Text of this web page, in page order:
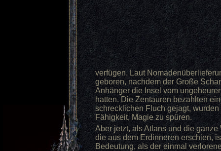
verfügen. Laut
geboren, nachdem der Große
Anhänger die Insel vom
hatten. Die Zentauren bezahlten
schrecklichen Fluch gejagt,
Fähigkeit, Magie zu spüren.
Aber jetzt, als Atlans und die
die aus dem Erdinneren erschien,
Bedeutung, als der einmal